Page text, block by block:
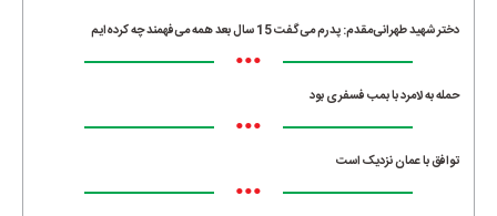
دختر شهید طهرانی‌مقدم: پدرم می‌گفت 15 سال بعد همه می‌فهمند چه کرده‌ایم
•••
حمله به لامرد با بمب فسفری بود
•••
توافق با عمان نزدیک است
•••